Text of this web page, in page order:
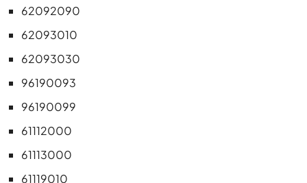
62092090
62093010
62093030
96190093
96190099
61112000
61113000
61119010